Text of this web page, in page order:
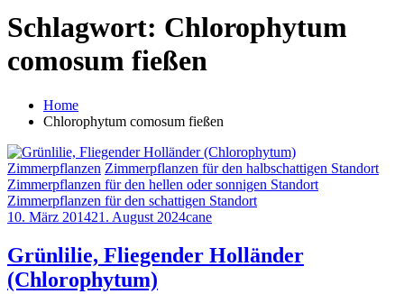
Schlagwort: Chlorophytum
comosum fießen
Home
Chlorophytum comosum fießen
Zimmerpflanzen Zimmerpflanzen für den halbschattigen Standort
Zimmerpflanzen für den hellen oder sonnigen Standort
Zimmerpflanzen für den schattigen Standort
10. März 201421. August 2024cane
Grünlilie, Fliegender Holländer
(Chlorophytum)